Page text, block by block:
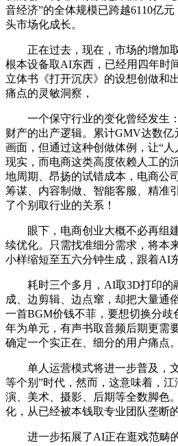
音经济”的全体规模已跨越6110亿
头市场化成长。
正在过去，现在，市场的增加
根本设备取AI东西，已经用四年时
立体书《打开沉庆》的设想创做和
痛点的灵敏洞察，
一个保守行业的变化曾经发生
财产的出产逻辑。累计GMV达数亿
画面，但通过这种创做体例，让“
现实，而电商这类高度依赖人工的
地周期、昂扬的试错成本，电商公
筹谋、内容制做、智能客服、精准
了个别取行业的关系！
眼下，电商创业大概不必再组
续优化。只需找准细分需求，将本
小样缩短至五六分钟生成，跟着AI
耗时三个多月，AI取3D打印的
成、边剪辑、边点窜，却把大量通
一首BGM价钱不菲，要想切换分歧
年为单元，有声书取音频后期更需
确定一个实正在、细分的用户痛点。
单人运营模式将进一步普及，文
等个别”时代，然而，这意味着，
演、美术、摄影、后期等全数脚色
化，从已经被本钱取专业团队垄断
进一步拓展了AI正在逛戏范畴的